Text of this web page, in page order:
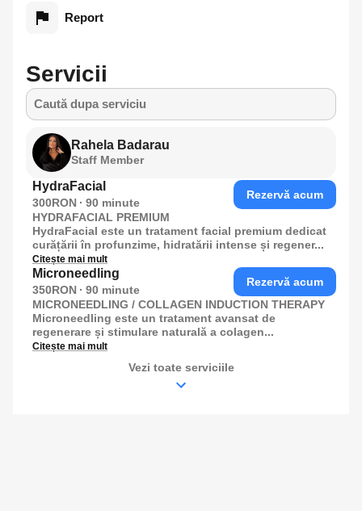
Servicii
Caută dupa serviciu
Rahela Badarau
Staff Member
HydraFacial
300RON 90 minute
Rezervă acum
HYDRAFACIAL PREMIUM
HydraFacial este un tratament facial premium dedicat
curățării în profunzime, hidratării intense și regener...
Citește mai mult
Microneedling
350RON 90 minute
Rezervă acum
MICRONEEDLING / COLLAGEN INDUCTION THERAPY
Microneedling este un tratament avansat de
regenerare și stimulare naturală a colagen...
Citește mai mult
Vezi toate serviciile
Report